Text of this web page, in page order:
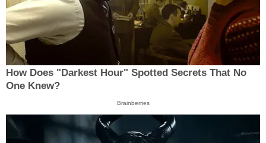
How Does "Darkest Hour" Spotted Secrets That No
One Knew?
Brainberries